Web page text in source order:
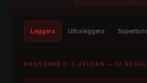
Leggera Ultraleggera
PASSENDE O.Z-FELGEN — 12